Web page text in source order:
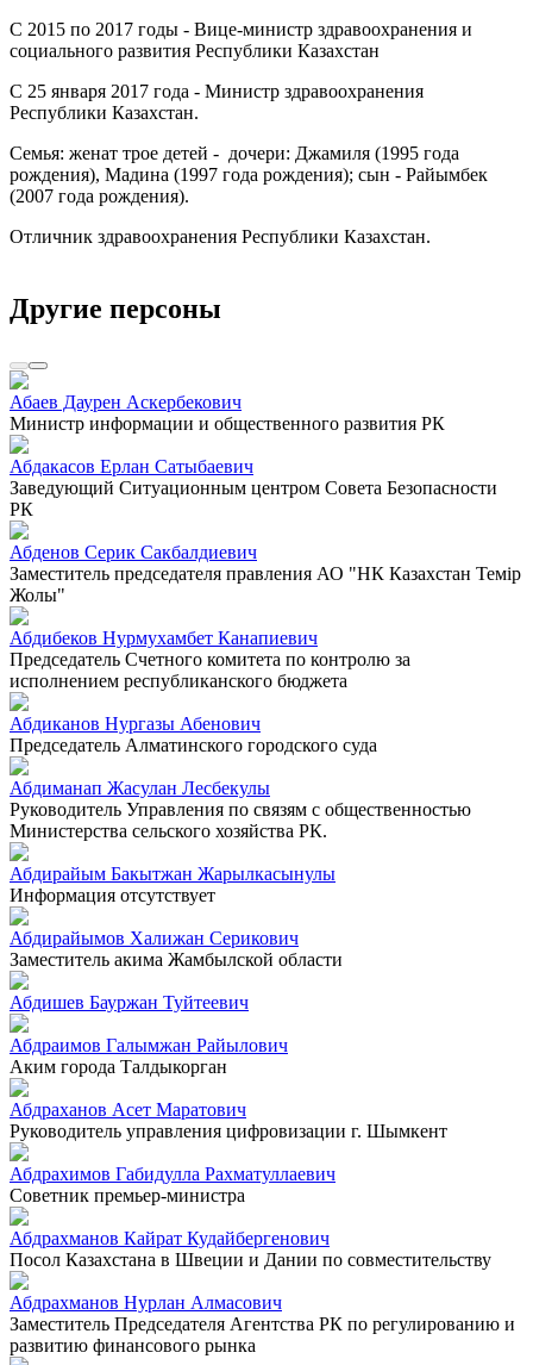
С 2015 по 2017 годы - Вице-министр здравоохранения и
социального развития Республики Казахстан
С 25 января 2017 года - Министр здравоохранения
Республики Казахстан.
Семья: женат трое детей - дочери: Джамиля (1995 года
рождения), Мадина (1997 года рождения); сын - Райымбек
(2007 года рождения).
Отличник здравоохранения Республики Казахстан.
Другие персоны
Абаев Даурен Аскербекович
Министр информации и общественного развития РК
Абдакасов Ерлан Сатыбаевич
Заведующий Ситуационным центром Совета Безопасности
РК
Абденов Серик Сакбалдиевич
Заместитель председателя правления АО "НК Казахстан Темiр
Жолы"
Абдибеков Нурмухамбет Канапиевич
Председатель Счетного комитета по контролю за
исполнением республиканского бюджета
Абдиканов Нургазы Абенович
Председатель Алматинского городского суда
Абдиманап Жасулан Лесбекулы
Руководитель Управления по связям с общественностью
Министерства сельского хозяйства РК.
Абдирайым Бакытжан Жарылкасынулы
Информация отсутствует
Абдирайымов Халижан Серикович
Заместитель акима Жамбылской области
Абдишев Бауржан Туйтеевич
Абдраимов Галымжан Райылович
Аким города Талдыкорган
Абдраханов Асет Маратович
Руководитель управления цифровизации г. Шымкент
Абдрахимов Габидулла Рахматуллаевич
Советник премьер-министра
Абдрахманов Кайрат Кудайбергенович
Посол Казахстана в Швеции и Дании по совместительству
Абдрахманов Нурлан Алмасович
Заместитель Председателя Агентства РК по регулированию и
развитию финансового рынка